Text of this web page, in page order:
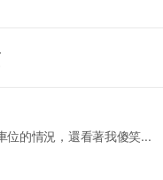
位的情況，還看著我傻笑...